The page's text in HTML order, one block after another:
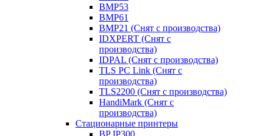
BMP53
BMP61
BMP21 (Снят с производства)
IDXPERT (Снят с
производства)
IDPAL (Снят с производства)
TLS PC Link (Снят с
производства)
TLS2200 (Снят с производства)
HandiMark (Снят с
производства)
Стационарные принтеры
BP IP300